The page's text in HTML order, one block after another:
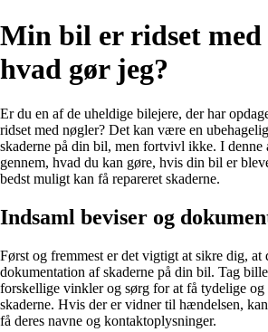
Min bil er ridset med
hvad gør jeg?
Er du en af de uheldige bilejere, der har
ridset med nøgler? Det kan være en
skaderne på din bil, men fortvivl ikke. I
gennem, hvad du kan gøre, hvis din bil er
bedst muligt kan få repareret skaderne.
Indsaml beviser og
Først og fremmest er det vigtigt at sikre dig,
dokumentation af skaderne på din bil. Tag
forskellige vinkler og sørg for at få tydelige og
skaderne. Hvis der er vidner til hændelsen,
få deres navne og kontaktoplysninger.